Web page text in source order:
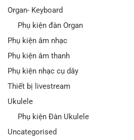
Organ- Keyboard
Phụ kiện đàn Organ
Phụ kiện âm nhạc
Phụ kiện âm thanh
Phụ kiện nhạc cụ dây
Thiết bị livestream
Ukulele
Phụ kiện Đàn Ukulele
Uncategorised